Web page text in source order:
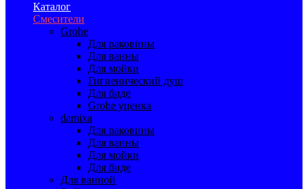
Каталог
Смесители
Grohe
Для раковины
Для ванны
Для мойки
Гигиенический душ
Для биде
Grohe уценка
damixa
Для раковины
Для ванны
Для мойки
Для биде
Для ванной